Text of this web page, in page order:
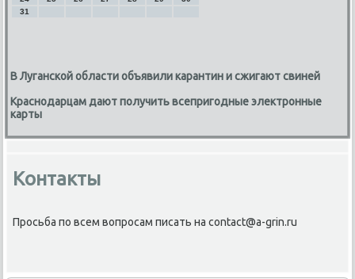
31
В Луганской области объявили карантин и сжигают свиней
Краснодарцам дают получить всепригодные электронные
карты
Контакты
Просьба по всем вопросам писать на contact@a-grin.ru